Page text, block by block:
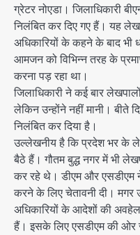
ग्रेटर नोएडा। जिलाधिकारी
निलंबित कर दिए गए हैं। यह
अधिकारियों के कहने के बाद
आमजन को विभिन्न तरह के
करना पड़ रहा था।
जिलाधिकारी ने कई बार
लेकिन उन्होंने नहीं मानी। बीते
निलंबित कर दिया है।
उल्लेखनीय है कि प्रदेश भर के
बैठे हैं। गौतम बुद्ध नगर में भी
कर रहे थे। डीएम और एसडीएम
करने के लिए चेतावनी दी। मगर
अधिकारियों के आदेशों की
हैं। इसके लिए एसडीएम की ओर